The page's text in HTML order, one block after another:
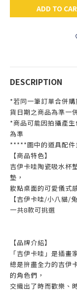
ADD TO
DESCRIPTION
*若同一筆訂單合併
貨日期之商品為準一
*商品可能因拍攝產
為準
*****圖中的道具配
【商品特色】
吉伊卡哇陶瓷吸水杯
墊，
妝點桌面的可愛儀
【吉伊卡哇/小八貓/
一共8款可挑選
【品牌介紹】
「吉伊卡哇」是插
總是拚盡全力的吉伊
的角色們，
交織出了時而歡樂、